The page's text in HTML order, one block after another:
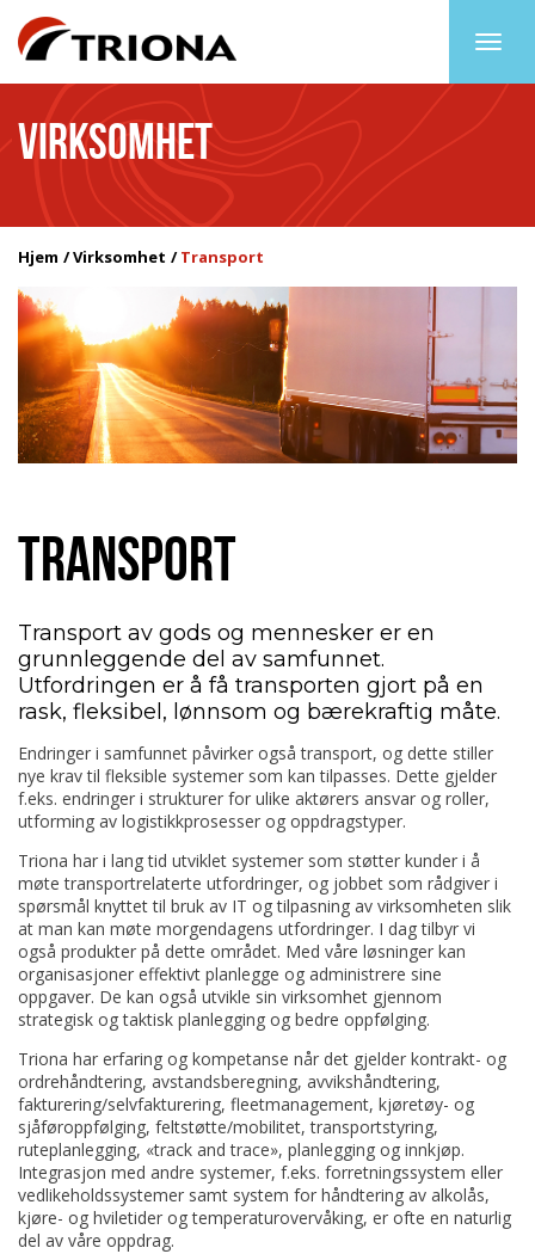
VIRKSOMHET
Hjem Virksomhet Transport
TRANSPORT
Transport av gods og mennesker er en
grunnleggende del av samfunnet.
Utfordringen er å få transporten gjort på en
rask, fleksibel, lønnsom og bærekraftig måte.
Endringer i samfunnet påvirker også transport, og dette stiller
nye krav til fleksible systemer som kan tilpasses. Dette gjelder
f.eks. endringer i strukturer for ulike aktørers ansvar og roller,
utforming av logistikkprosesser og oppdragstyper.
Triona har i lang tid utviklet systemer som støtter kunder i å
møte transportrelaterte utfordringer, og jobbet som rådgiver i
spørsmål knyttet til bruk av IT og tilpasning av virksomheten slik
at man kan møte morgendagens utfordringer. I dag tilbyr vi
også produkter på dette området. Med våre løsninger kan
organisasjoner effektivt planlegge og administrere sine
oppgaver. De kan også utvikle sin virksomhet gjennom
strategisk og taktisk planlegging og bedre oppfølging.
Triona har erfaring og kompetanse når det gjelder kontrakt- og
ordrehåndtering, avstandsberegning, avvikshåndtering,
fakturering/selvfakturering, fleetmanagement, kjøretøy- og
sjåføroppfølging, feltstøtte/mobilitet, transportstyring,
ruteplanlegging, «track and trace», planlegging og innkjøp.
Integrasjon med andre systemer, f.eks. forretningssystem eller
vedlikeholdssystemer samt system for håndtering av alkolås,
kjøre- og hviletider og temperaturovervåking, er ofte en naturlig
del av våre oppdrag.